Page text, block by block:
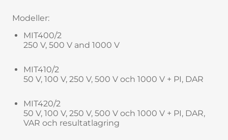
Modeller:
MIT400/2
250 V, 500 V and 1000 V
MIT410/2
50 V, 100 V, 250 V, 500 V och 1000 V + PI, DAR
MIT420/2
50 V, 100 V, 250 V, 500 V och 1000 V + PI, DAR,
VAR och resultatlagring